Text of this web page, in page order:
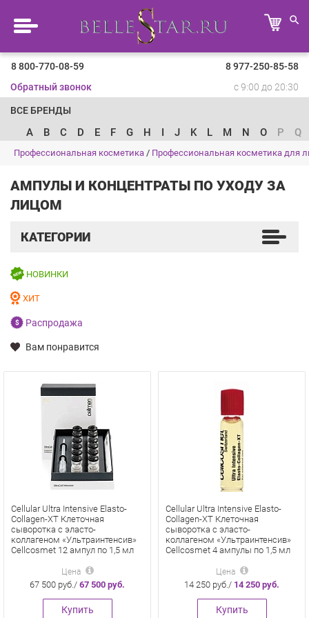
8 800-770-08-59
8 977-250-85-58
Обратный звонок
с 9:00 до 20:30
ВСЕ БРЕНДЫ
A B C D E F G H I J K L M N O P Q
Профессиональная косметика / Профессиональная косметика для
АМПУЛЫ И КОНЦЕНТРАТЫ ПО УХОДУ ЗА
ЛИЦОМ
КАТЕГОРИИ
НОВИНКИ
ХИТ
Распродажа
Вам понравится
Cellular Ultra Intensive Elasto-
Collagen-XT Клеточная
сыворотка с эласто-
коллагеном «Ультраинтенсив»
Cellcosmet 12 ампул по 1,5 мл
Цена
67 500 руб./ 67 500 руб.
Купить
Cellular Ultra Intensive Elasto-
Collagen-XT Клеточная
сыворотка с эласто-
коллагеном «Ультраинтенсив»
Cellcosmet 4 ампулы по 1,5 мл
Цена
14 250 руб./ 14 250 руб.
Купить